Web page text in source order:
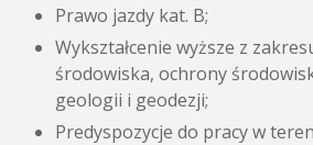
Prawo jazdy kat. B;
Wykształcenie wyższe z
środowiska, ochrony
geologii i geodezji;
Predyspozycje do pracy w